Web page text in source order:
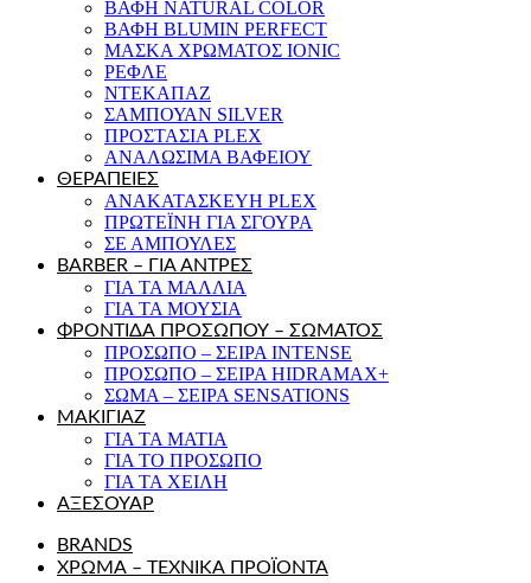
ΒΑΦΗ NATURAL COLOR
ΒΑΦΗ BLUMIN PERFECT
ΜΑΣΚΑ ΧΡΩΜΑΤΟΣ IONIC
ΡΕΦΛΕ
ΝΤΕΚΑΠΑΖ
ΣΑΜΠΟΥΑΝ SILVER
ΠΡΟΣΤΑΣΙΑ PLEX
ΑΝΑΛΩΣΙΜΑ ΒΑΦΕΙΟΥ
ΘΕΡΑΠΕΙΕΣ
ΑΝΑΚΑΤΑΣΚΕΥΗ PLEX
ΠΡΩΤΕΪΝΗ ΓΙΑ ΣΓΟΥΡΑ
ΣΕ ΑΜΠΟΥΛΕΣ
BARBER – ΓΙΑ ΑΝΤΡΕΣ
ΓΙΑ ΤΑ ΜΑΛΛΙΑ
ΓΙΑ ΤΑ ΜΟΥΣΙΑ
ΦΡΟΝΤΙΔΑ ΠΡΟΣΩΠΟΥ – ΣΩΜΑΤΟΣ
ΠΡΟΣΩΠΟ – ΣΕΙΡΑ INTENSE
ΠΡΟΣΩΠΟ – ΣΕΙΡΑ HIDRAMAX+
ΣΩΜΑ – ΣΕΙΡΑ SENSATIONS
ΜΑΚΙΓΙΑΖ
ΓΙΑ ΤΑ ΜΑΤΙΑ
ΓΙΑ ΤΟ ΠΡΟΣΩΠΟ
ΓΙΑ ΤΑ ΧΕΙΛΗ
ΑΞΕΣΟΥΑΡ
BRANDS
ΧΡΩΜΑ – ΤΕΧΝΙΚΑ ΠΡΟΪΟΝΤΑ